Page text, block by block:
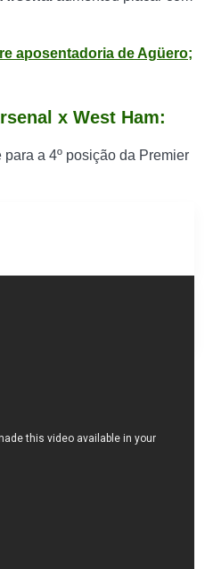
aposentadoria de Agüero;
x West Ham:
a 4º posição da Premier